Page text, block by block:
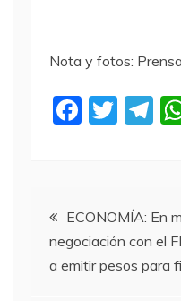
Nota y fotos:
F
b
o
o
T
T
a
m
Navegación
de
ECONOMÍA: En
negociación con el
a emitir pesos para